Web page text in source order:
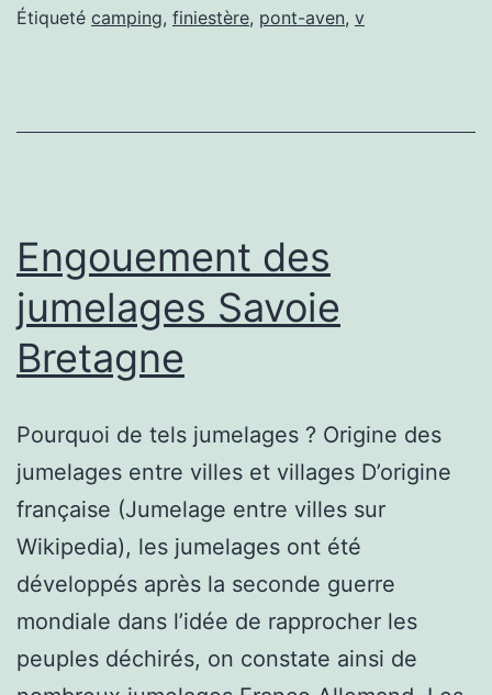
–
haut
Pont-
Aven
Étiqueté camping, finiestère, pont-aven, v
Engouement des
jumelages Savoie
Bretagne
Pourquoi de tels jumelages ? Origine des
jumelages entre villes et villages D’origine
française (Jumelage entre villes sur
Wikipedia), les jumelages ont été
développés après la seconde guerre
mondiale dans l’idée de rapprocher les
peuples déchirés, on constate ainsi de